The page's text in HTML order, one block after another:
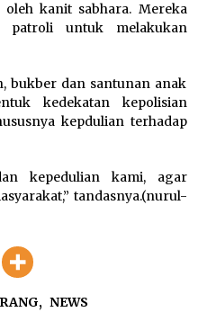
Pimpin Prosesi
dan Sertijab Pejabat
2026
Gerakan Rakyat Kota
Gelar Konsolidasi
Pemilu 2029
kanit sabhara. Mereka
patroli untuk melakukan
bukber dan santunan anak
kedekatan kepolisian
kepdulian terhadap
kepedulian kami, agar
tandasnya.(nurul-
, NEWS